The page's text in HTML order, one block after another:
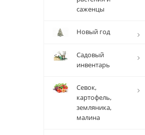
саженцы
Новый год
Садовый
инвентарь
Севок,
картофель,
земляника,
малина